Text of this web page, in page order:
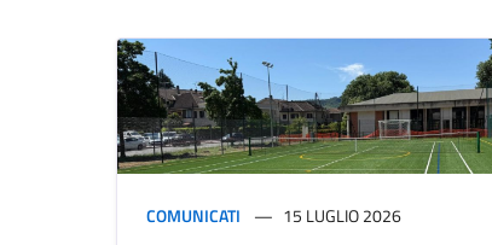
COMUNICATI 15 LUGLIO 2026